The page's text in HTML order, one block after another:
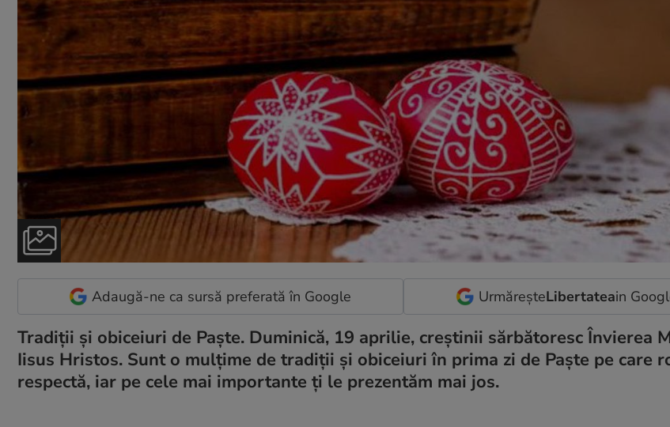
Adaugă-ne ca sursă preferată în Google UrmăreșteLibertateain
Tradiții și obiceiuri de Paște. Duminică, 19 aprilie, creștinii sărbătoresc Învierea
Iisus Hristos. Sunt o mulțime de tradiții și obiceiuri în prima zi de Paște pe care
respectă, iar pe cele mai importante ți le prezentăm mai jos.